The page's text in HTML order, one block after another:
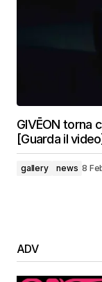
GIVĒON torna
[Guarda il video]
gallery news 8
ADV